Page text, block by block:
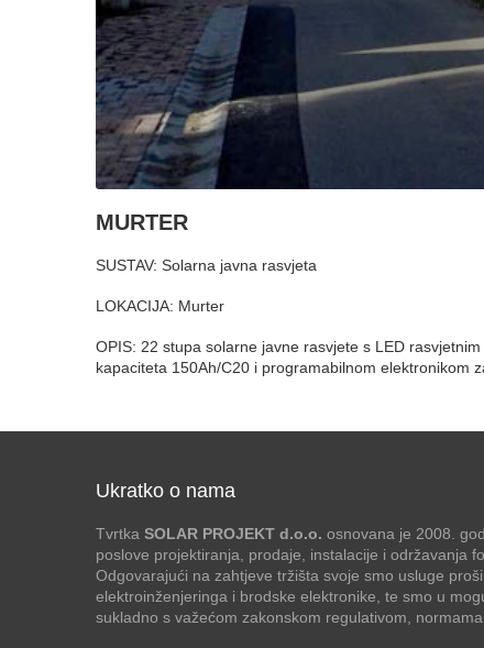
MURTER
SUSTAV: Solarna javna rasvjeta
LOKACIJA: Murter
OPIS: 22 stupa solarne javne rasvjete s LED
kapaciteta 150Ah/C20 i programabilnom elektronikom
Ukratko o nama
Tvrtka SOLAR PROJEKT d.o.o. osnovana je 2008.
poslove projektiranja, prodaje, instalacije i održavanja
Odgovarajući na zahtjeve tržišta svoje smo usluge
elektroinženjeringa i brodske elektronike, te smo u
sukladno s važećom zakonskom regulativom,